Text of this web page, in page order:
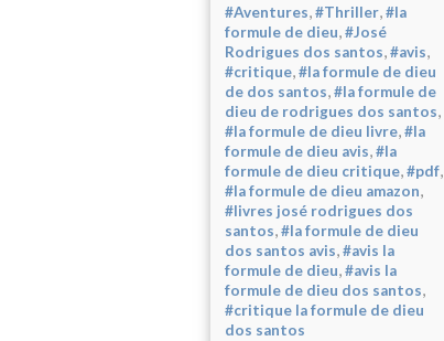
#Aventures,#Thriller,#la
formule de dieu,#José
Rodrigues dos santos,#avis,
#critique,#la formule de dieu
de dos santos,#la formule de
dieu de rodrigues dos santos,
#la formule de dieu livre,#la
formule de dieu avis,#la
formule de dieu critique,#pdf,
#la formule de dieu amazon,
#livres josé rodrigues dos
santos,#la formule de dieu
dos santos avis,#avis la
formule de dieu,#avis la
formule de dieu dos santos,
#critique la formule de dieu
dos santos